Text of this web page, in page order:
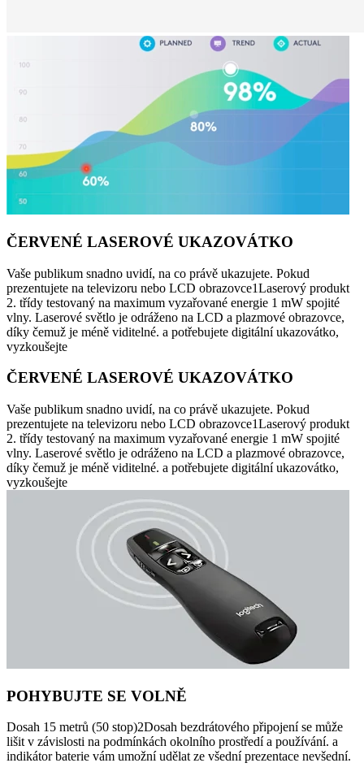
ČERVENÉ LASEROVÉ UKAZOVÁTKO
Vaše publikum snadno uvidí, na co právě ukazujete. Pokud
prezentujete na televizoru nebo LCD obrazovce1Laserový produkt
2. třídy testovaný na maximum vyzařované energie 1 mW spojité
vlny. Laserové světlo je odráženo na LCD a plazmové obrazovce,
díky čemuž je méně viditelné. a potřebujete digitální ukazovátko,
vyzkoušejte
ČERVENÉ LASEROVÉ UKAZOVÁTKO
Vaše publikum snadno uvidí, na co právě ukazujete. Pokud
prezentujete na televizoru nebo LCD obrazovce1Laserový produkt
2. třídy testovaný na maximum vyzařované energie 1 mW spojité
vlny. Laserové světlo je odráženo na LCD a plazmové obrazovce,
díky čemuž je méně viditelné. a potřebujete digitální ukazovátko,
vyzkoušejte
POHYBUJTE SE VOLNĚ
Dosah 15 metrů (50 stop)2Dosah bezdrátového připojení se může
lišit v závislosti na podmínkách okolního prostředí a používání. a
indikátor baterie vám umožní udělat ze všední prezentace nevšední.